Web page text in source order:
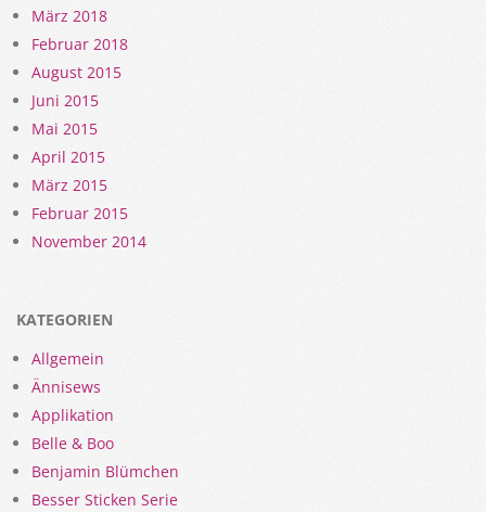
März 2018
Februar 2018
August 2015
Juni 2015
Mai 2015
April 2015
März 2015
Februar 2015
November 2014
KATEGORIEN
Allgemein
Ännisews
Applikation
Belle & Boo
Benjamin Blümchen
Besser Sticken Serie